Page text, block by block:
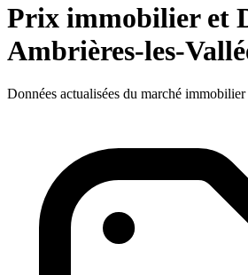
Prix immobilier et
Ambrières-les-
Données actualisées du marché immobilier